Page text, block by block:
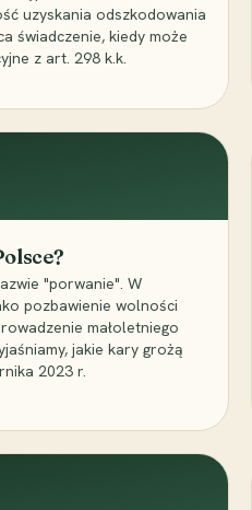
uzyskania odszkodowania
świadczenie, kiedy może
z art. 298 k.k.
"porwanie". W
pozbawienie wolności
małoletniego
jakie kary grożą
2023 r.